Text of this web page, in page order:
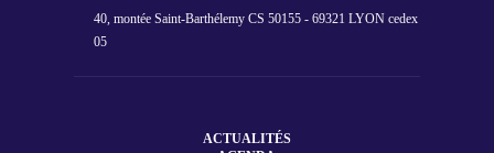
40, montée Saint-Barthélemy CS 50155 - 69321 LYON cedex
05
ACTUALITÉS